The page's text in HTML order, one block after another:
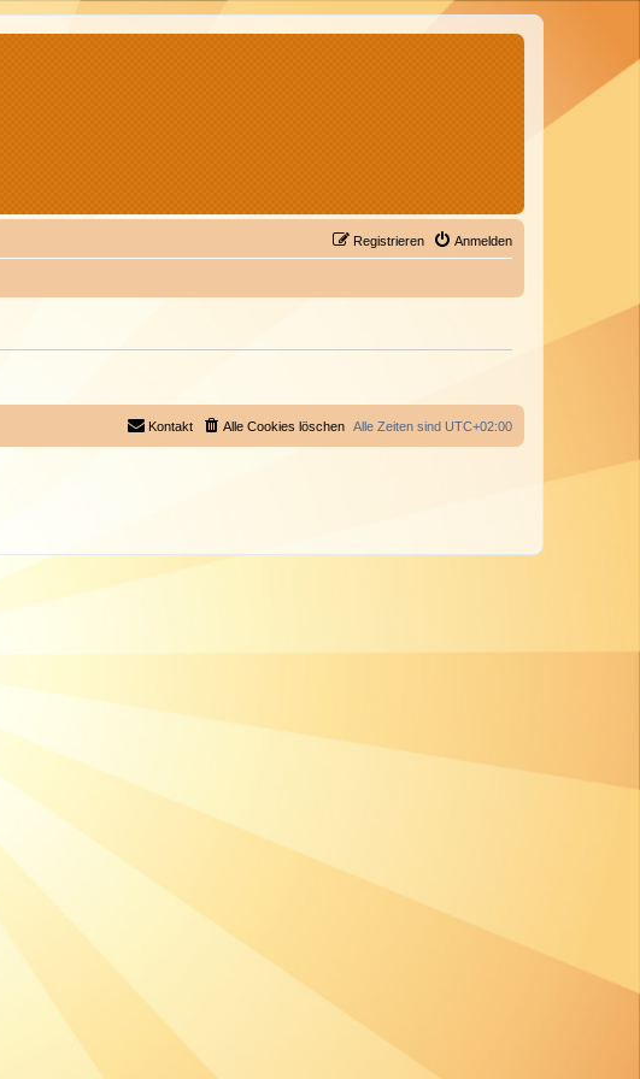
Anmelden
Registrieren
Alle Zeiten sind UTC+02:00
Alle Cookies löschen
Kontakt